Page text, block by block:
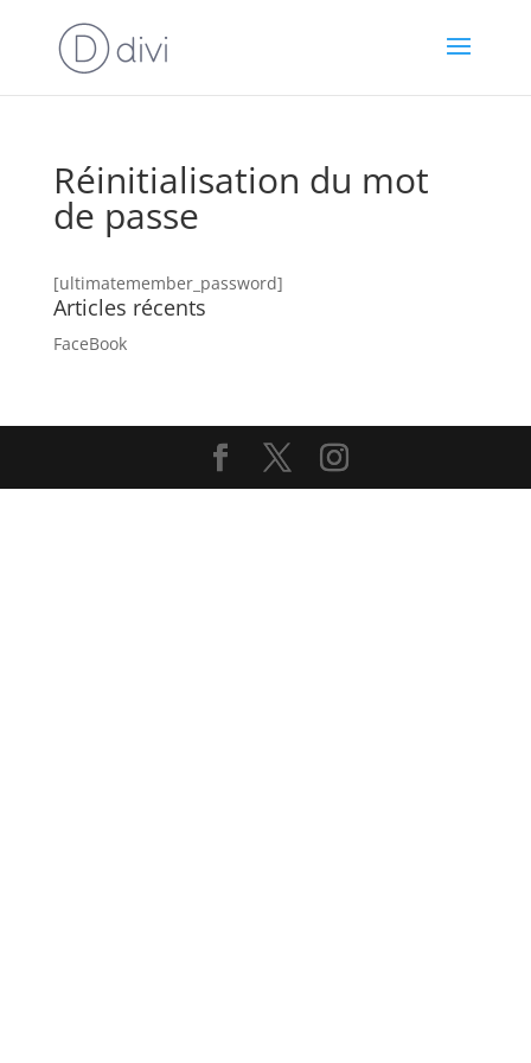
Réinitialisation du mot
de passe
[ultimatemember_password]
Articles récents
FaceBook